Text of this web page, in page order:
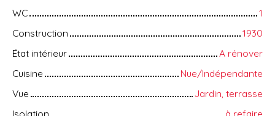
WC
1
Construction
1930
État intérieur
A rénover
Cuisine
Nue/Indépendante
Vue
Jardin, terrasse